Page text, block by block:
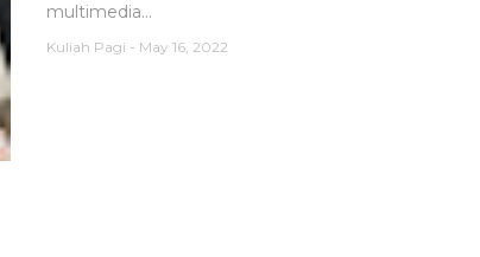
multimedia...
Kuliah Pagi - May 16, 2022